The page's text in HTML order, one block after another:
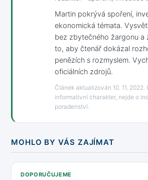
Martin pokrývá spoření,
ekonomická témata.
bez zbytečného žargonu a
to, aby čtenář dokázal
penězích s rozmyslem.
oficiálních zdrojů.
Článek aktualizován 10. 11. 2022.
informativní charakter, nejde o
poradenství.
MOHLO BY VÁS ZAJÍMAT
DOPORUČUJEME